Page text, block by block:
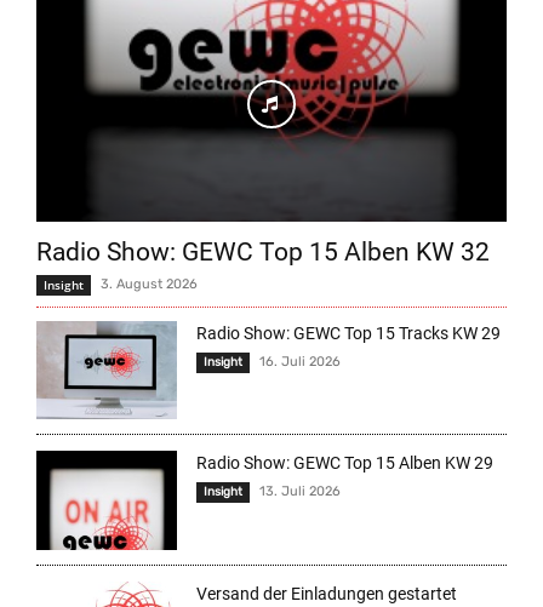
Radio Show: GEWC Top 15 Alben KW 32
Insight 3. August 2026
Radio Show: GEWC Top 15 Tracks KW 29
Insight 16. Juli 2026
Radio Show: GEWC Top 15 Alben KW 29
Insight 13. Juli 2026
Versand der Einladungen gestartet